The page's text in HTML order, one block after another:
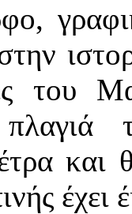
του
και
έχει